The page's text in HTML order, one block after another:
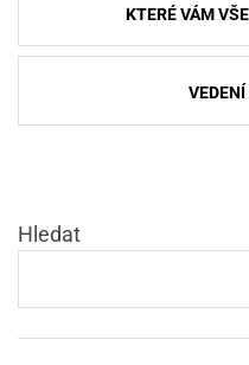
příspěvek
KTERÉ VÁM
Hledat